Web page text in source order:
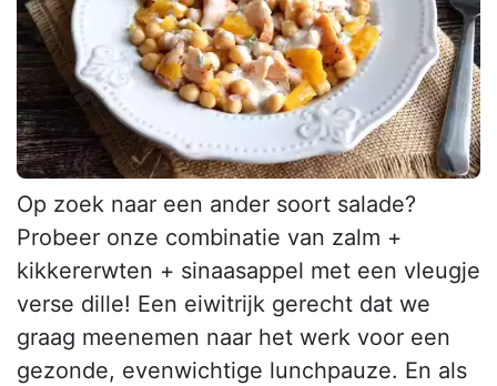
Op zoek naar een ander soort salade?
Probeer onze combinatie van zalm +
kikkererwten + sinaasappel met een vleugje
verse dille! Een eiwitrijk gerecht dat we
graag meenemen naar het werk voor een
gezonde, evenwichtige lunchpauze. En als